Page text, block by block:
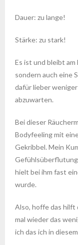
Dauer: zu lange!
Stärke: zu stark!
Es ist und bleibt am
sondern auch eine
dafür lieber
abzuwarten.
Bei dieser
Bodyfeeling mit
Gekribbel. Mein
Gefühlsüberflutung
hielt bei ihm fast
wurde.
Also, hoffe das hilft
mal wieder das
ich das ich in